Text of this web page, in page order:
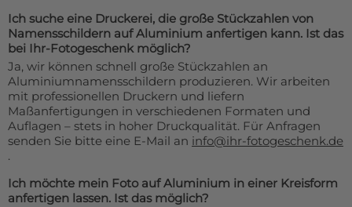
Ich suche eine Druckerei, die große Stückzahlen von
Namensschildern auf Aluminium anfertigen kann. Ist das
bei Ihr-Fotogeschenk möglich?
Ja, wir können schnell große Stückzahlen an
Aluminiumnamensschildern produzieren. Wir arbeiten
mit professionellen Druckern und liefern
Maßanfertigungen in verschiedenen Formaten und
Auflagen – stets in hoher Druckqualität. Für Anfragen
senden Sie bitte eine E-Mail an info@ihr-fotogeschenk.de
.
Ich möchte mein Foto auf Aluminium in einer Kreisform
anfertigen lassen. Ist das möglich?